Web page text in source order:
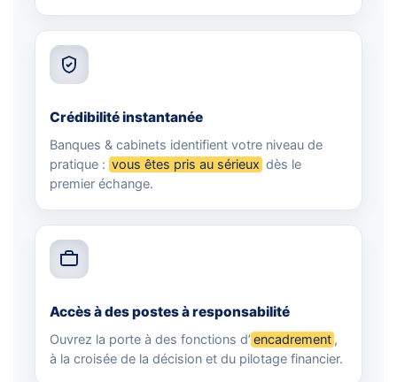
Crédibilité instantanée
Banques & cabinets identifient votre niveau de
pratique : vous êtes pris au sérieux dès le
premier échange.
Accès à des postes à responsabilité
Ouvrez la porte à des fonctions d’ encadrement ,
à la croisée de la décision et du pilotage financier.